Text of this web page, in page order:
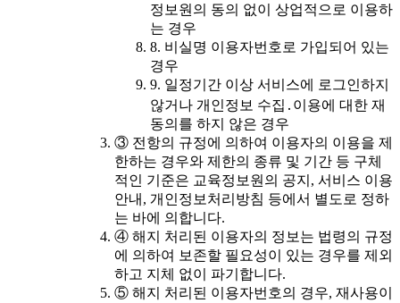
정보원의 동의 없이 상업적으로 이용하
는 경우
8. 비실명 이용자번호로 가입되어 있는
경우
9. 일정기간 이상 서비스에 로그인하지
않거나 개인정보 수집․이용에 대한 재
동의를 하지 않은 경우
③ 전항의 규정에 의하여 이용자의 이용을 제
한하는 경우와 제한의 종류 및 기간 등 구체
적인 기준은 교육정보원의 공지, 서비스 이용
안내, 개인정보처리방침 등에서 별도로 정하
는 바에 의합니다.
④ 해지 처리된 이용자의 정보는 법령의 규정
에 의하여 보존할 필요성이 있는 경우를 제외
하고 지체 없이 파기합니다.
⑤ 해지 처리된 이용자번호의 경우, 재사용이